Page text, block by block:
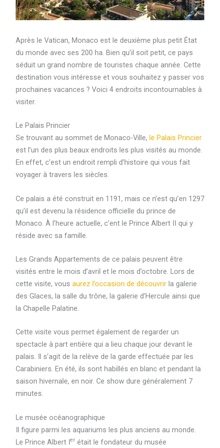
Après le Vatican, Monaco est le deuxième plus petit État
du monde avec ses 200 ha. Bien qu’il soit petit, ce pays
séduit un grand nombre de touristes chaque année. Cette
destination vous intéresse et vous souhaitez y passer vos
prochaines vacances ? Voici 4 endroits incontournables à
visiter.
Le Palais Princier
Se trouvant au sommet de Monaco-Ville, le Palais Princier
est l’un des plus beaux endroits les plus visités au monde.
En effet, c’est un endroit rempli d’histoire qui vous fait
voyager à travers les siècles.
Ce palais a été construit en 1191, mais ce n’est qu’en 1297
qu’il est devenu la résidence officielle du prince de
Monaco. À l’heure actuelle, c’ent le Prince Albert II qui y
réside avec sa famille.
Les Grands Appartements de ce palais peuvent être
visités entre le mois d’avril et le mois d’octobre. Lors de
cette visite, vous aurez l’occasion de découvrir la galerie
des Glaces, la salle du trône, la galerie d’Hercule ainsi que
la Chapelle Palatine.
Cette visite vous permet également de regarder un
spectacle à part entière qui a lieu chaque jour devant le
palais. Il s’agit de la relève de la garde effectuée par les
Carabiniers. En été, ils sont habillés en blanc et pendant la
saison hivernale, en noir. Ce show dure généralement 7
minutes.
Le musée océanographique
Il figure parmi les aquariums les plus anciens au monde.
Le Prince Albert Ierétait le fondateur du musée